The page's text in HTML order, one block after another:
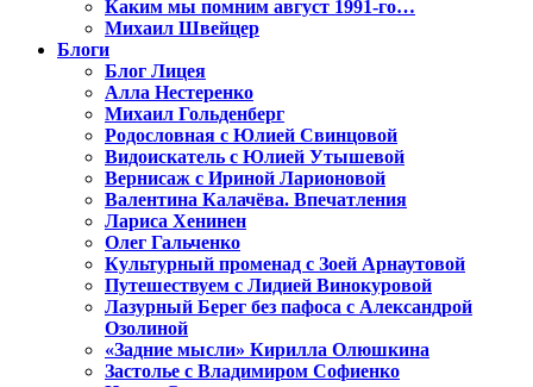
Каким мы помним август 1991-го…
Михаил Швейцер
Блоги
Блог Лицея
Алла Нестеренко
Михаил Гольденберг
Родословная с Юлией Свинцовой
Видоискатель с Юлией Утышевой
Вернисаж с Ириной Ларионовой
Валентина Калачёва. Впечатления
Лариса Хенинен
Олег Гальченко
Культурный променад с Зоей Арнаутовой
Путешествуем с Лидией Винокуровой
Лазурный Берег без пафоса с Александрой
Озолиной
«Задние мысли» Кирилла Олюшкина
Застолье с Владимиром Софиенко